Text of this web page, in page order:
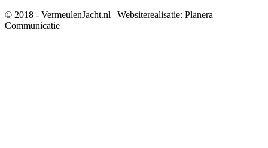
© 2018 - VermeulenJacht.nl | Websiterealisatie: Planera
Communicatie